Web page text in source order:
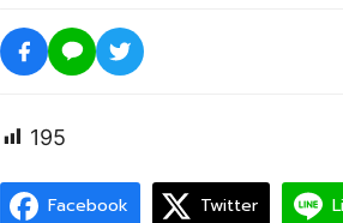
195
Facebook Twitter